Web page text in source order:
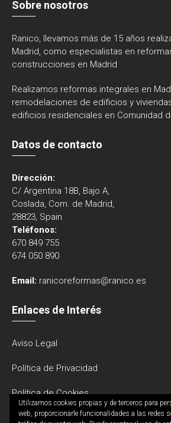
Sobre nosotros
Ranico, llevamos más de 15 años
Madrid, como especialistas en
construcciones en Madrid
Realizamos reformas integrales en
remodelaciones de edificios y
edificios residenciales en Comunidad
Datos de contacto
Dirección:
C/ Argentina 18B, Bajo A,
Coslada, Com. de Madrid,
28823, Spain
Teléfonos:
670 849 755
674 050 890
Email: ranicoreformas@ranico.es
Enlaces de Interés
Aviso Legal
Política de Privacidad
Política de Cookies
Utilizamos cookies propias y de terceros para
web, proporcionarle funcionalidades a las redes